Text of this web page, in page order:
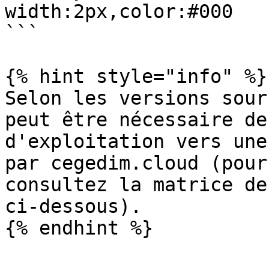
width:2px,color:#000
```
{% hint style="info" %}
Selon les versions
peut être nécessaire
d'exploitation vers
par cegedim.cloud
consultez la matrice
ci-dessous).
{% endhint %}